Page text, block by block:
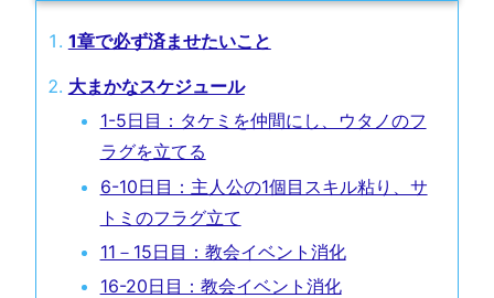
1章で必ず済ませたいこと
大まかなスケジュール
1-5日目：タケミを仲間にし、ウタノのフ
ラグを立てる
6-10日目：主人公の1個目スキル粘り、サ
トミのフラグ立て
11－15日目：教会イベント消化
16-20日目：教会イベント消化